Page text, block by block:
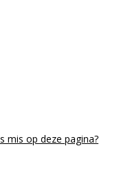
mis op deze pagina?